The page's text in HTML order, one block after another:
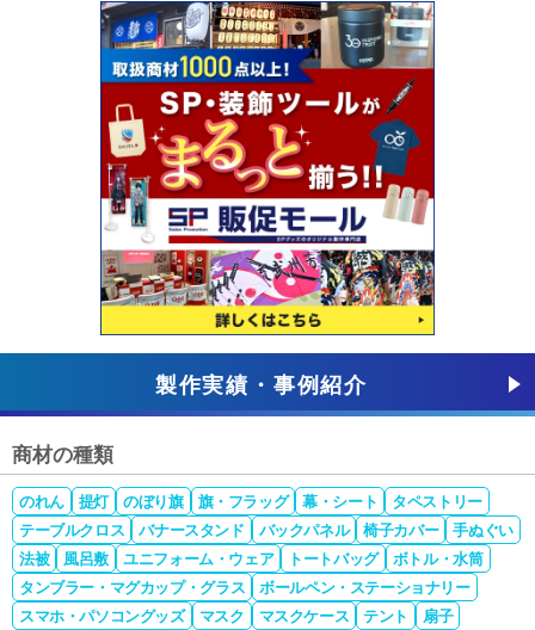
製作実績・事例紹介
商材の種類
のれん 提灯 のぼり旗 旗・フラッグ 幕・シート
タペストリー
テーブルクロス
バナースタンド バックパネル 椅子カバー
手ぬぐい
法被
風呂敷 ユニフォーム・ウェア トートバッグ
ボトル・水筒
タンブラー・マグカップ・グラス
ボールペン・ステーショナリー
スマホ・パソコングッズ
マスク マスクケース テント
扇子